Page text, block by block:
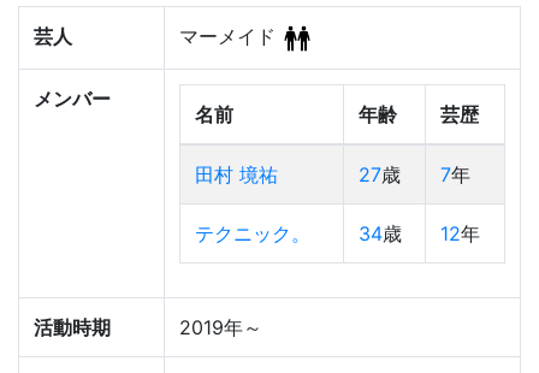
芸人 マーメイド
メンバー
名前 年齢 芸歴
田村 境祐 27歳 7年
テクニック。 34歳 12年
活動時期 2019年～